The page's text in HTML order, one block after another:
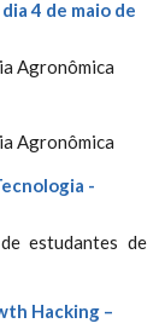
4 de maio de
Agronômica
Agronômica
-
estudantes de
Hacking –